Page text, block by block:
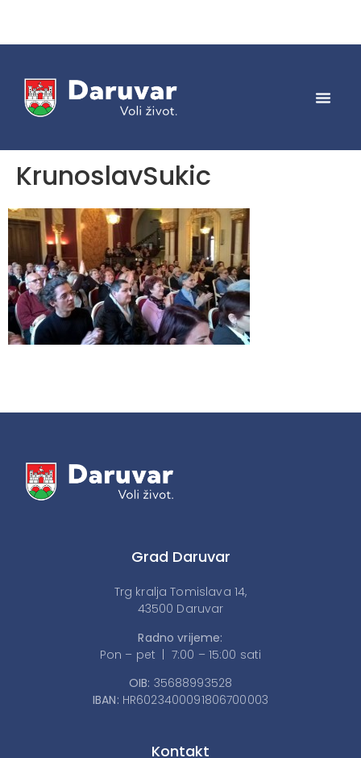
KrunoslavSukic
Grad Daruvar
Trg kralja Tomislava 14,
43500 Daruvar
Radno vrijeme:
Pon – pet | 7:00 – 15:00 sati
OIB: 35688993528
IBAN: HR6023400091806700003
Kontakt